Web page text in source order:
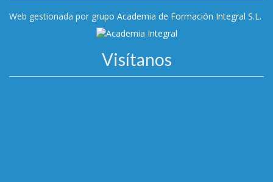
Web gestionada por grupo Academia de Formación Integral S.L.
Visítanos